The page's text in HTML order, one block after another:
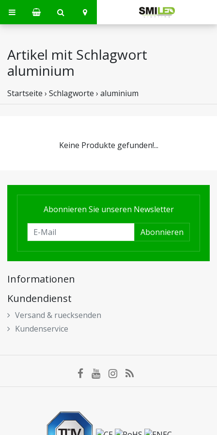
Artikel mit Schlagwort
aluminium
Startseite › Schlagworte › aluminium
Keine Produkte gefunden!...
Abonnieren Sie unseren Newsletter
Abonnieren
Informationen
Kundendienst
Versand & ruecksenden
Kundenservice